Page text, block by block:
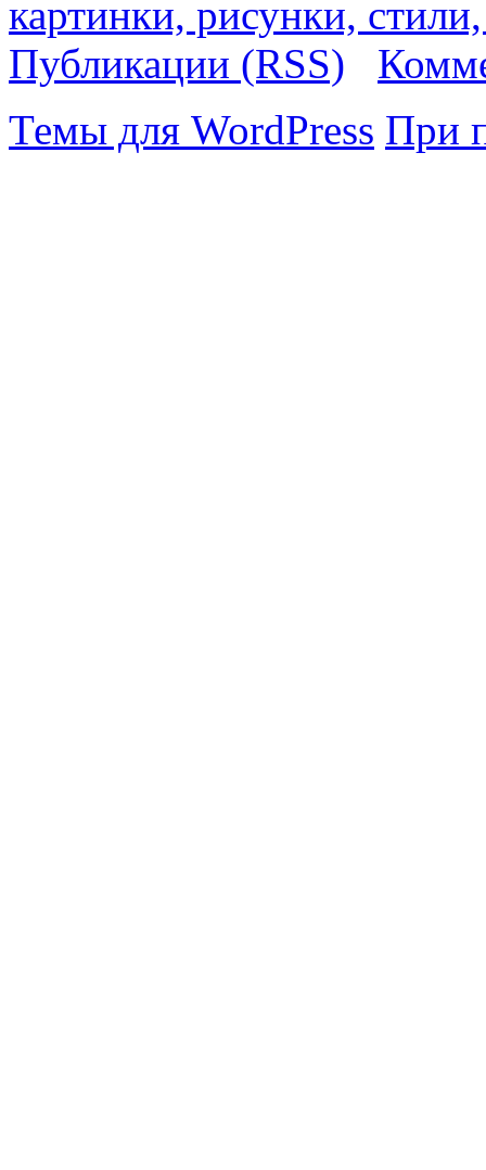
картинки, рисунки,
Публикации (RSS)
Темы для WordPress При